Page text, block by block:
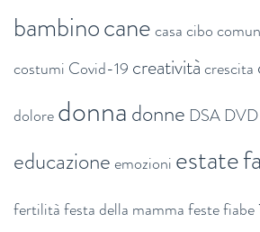
bambinocanecasacibo
costumi Covid-19 creativitàcrescita
doloredonnadonne DSA DVD
educazioneemozioni estate
fertilitàfesta della mammafestefiabe